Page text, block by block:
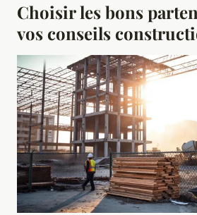
Choisir les bons
vos conseils